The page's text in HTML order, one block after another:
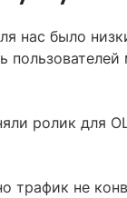
нас было
ролик для
трафик не